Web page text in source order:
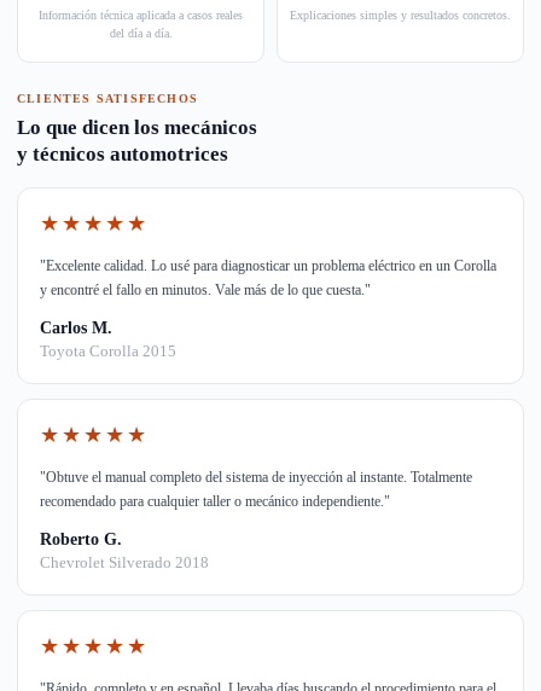
Información técnica aplicada a casos reales
del día a día.
Explicaciones simples y resultados concretos.
CLIENTES SATISFECHOS
Lo que dicen los mecánicos
y técnicos automotrices
★★★★★
"Excelente calidad. Lo usé para diagnosticar un problema eléctrico en un Corolla
y encontré el fallo en minutos. Vale más de lo que cuesta."
Carlos M.
Toyota Corolla 2015
★★★★★
"Obtuve el manual completo del sistema de inyección al instante. Totalmente
recomendado para cualquier taller o mecánico independiente."
Roberto G.
Chevrolet Silverado 2018
★★★★★